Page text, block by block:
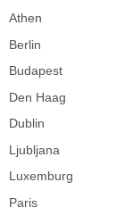
Athen
Berlin
Budapest
Den Haag
Dublin
Ljubljana
Luxemburg
Paris